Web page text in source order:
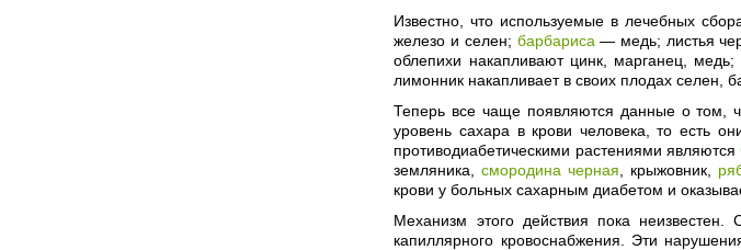
Известно, что используемые в лечебных
железо и селен; барбариса — медь; листья
облепихи накапливают цинк, марганец,
лимонник накапливает в своих плодах селен,
Теперь все чаще появляются данные о том,
уровень сахара в крови человека, то есть
противодиабетическими растениями являются
земляника,смородина черная , крыжовник,
крови у больных сахарным диабетом и
Механизм этого действия пока
капиллярного кровоснабжения. Эти